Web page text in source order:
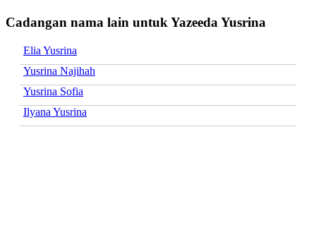
Cadangan nama lain untuk Yazeeda Yusrina
Elia Yusrina
Yusrina Najihah
Yusrina Sofia
Ilyana Yusrina